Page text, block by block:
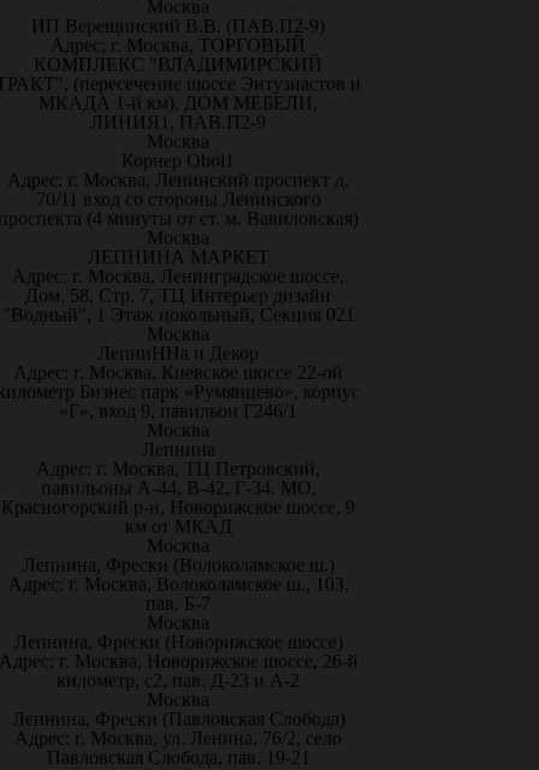
Москва
ИП Верещинский В.В. (ПАВ.П2-9)
Адрес: г. Москва, ТОРГОВЫЙ
КОМПЛЕКС "ВЛАДИМИРСКИЙ
(пересечение шоссе Энтузиастов и
МКАДА 1-й км), ДОМ МЕБЕЛИ,
ЛИНИЯ1, ПАВ.П2-9
Москва
Корнер Oboi1
Адрес: г. Москва, Ленинский проспект д.
70/11 вход со стороны Ленинского
(4 минуты от ст. м. Вавиловская)
Москва
ЛЕПНИНА МАРКЕТ
Адрес: г. Москва, Ленинградское шоссе,
Дом. 58, Стр. 7, ТЦ Интерьер дизайн
"Водный", 1 Этаж цокольный, Секция 021
Москва
ЛепниННа и Декор
Адрес: г. Москва, Киевское шоссе 22-ой
Бизнес парк «Румянцево», корпус
«Г», вход 9, павильон Г246/1
Москва
Лепнина
Адрес: г. Москва, ТЦ Петровский,
павильоны А-44, В-42, Г-34. МО,
Красногорский р-н, Новорижское шоссе, 9
км от МКАД
Москва
Лепнина, Фрески (Волоколамское ш.)
Адрес: г. Москва, Волоколамское ш., 103,
пав. Б-7
Москва
Лепнина, Фрески (Новорижское шоссе)
г. Москва, Новорижское шоссе, 26-й
километр, с2, пав. Д-23 и А-2
Москва
Лепнина, Фрески (Павловская Слобода)
Адрес: г. Москва, ул. Ленина, 76/2, село
Павловская Слобода, пав. 19-21